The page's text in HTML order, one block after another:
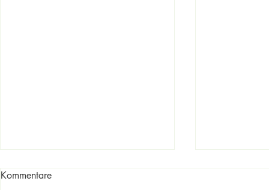
Kommentare